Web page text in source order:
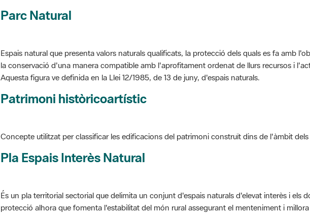
Parc Natural
Espais natural que presenta valors naturals qualificats, la protecció dels quals es fa amb
la conservació d'una manera compatible amb l'aprofitament ordenat de llurs recursos i
Aquesta figura ve definida en la Llei 12/1985, de 13 de juny, d'espais naturals.
Patrimoni històricoartístic
Concepte utilitzat per classificar les edificacions del patrimoni construït dins de l'àmbit dels
Pla Espais Interès Natural
És un pla territorial sectorial que delimita un conjunt d'espais naturals d'elevat interès i els
protecció alhora que fomenta l'estabilitat del món rural assegurant el menteniment i